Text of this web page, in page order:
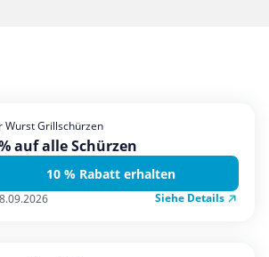
Tiere
Wurst Grillschürzen
auf alle Schürzen
10 % Rabatt erhalten
Siehe Details